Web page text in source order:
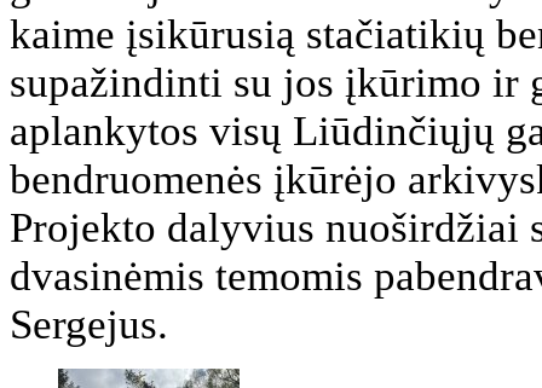
kaime įsikūrusią stačiatikių
supažindinti su jos įkūrimo ir
aplankytos visų Liūdinčiųjų
bendruomenės įkūrėjo
Projekto dalyvius nuoširdžiai
dvasinėmis temomis
Sergejus.